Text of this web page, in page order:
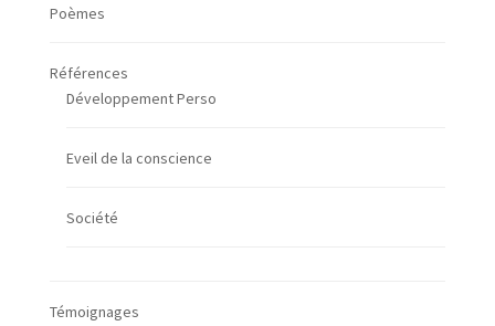
Poèmes
Références
Développement Perso
Eveil de la conscience
Société
Témoignages